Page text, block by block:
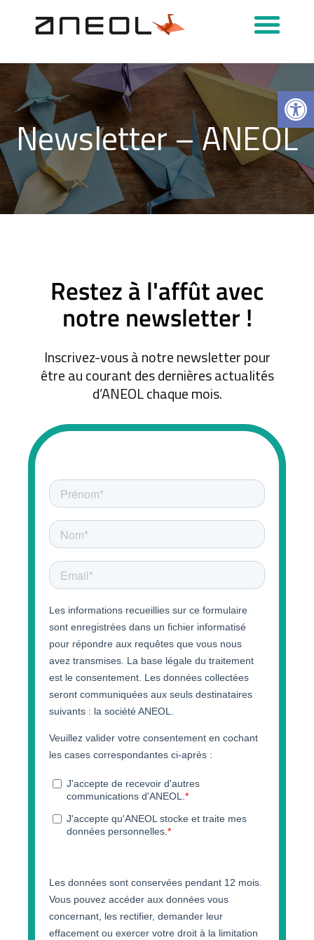
Newsletter – ANEOL
Restez à l'affût avec
notre newsletter !
Inscrivez-vous à notre newsletter pour
être au courant des dernières actualités
d’ANEOL chaque mois.
Ouvrir